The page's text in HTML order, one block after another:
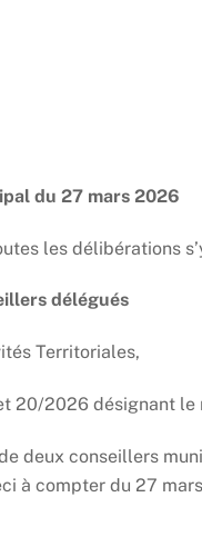
du 27 mars 2026
les délibérations
délégués
Territoriales,
20/2026 désignant
deux conseillers
à compter du 27